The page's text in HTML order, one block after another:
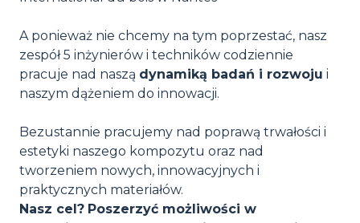
A ponieważ nie chcemy na tym poprzestać, nasz
zespół 5 inżynierów i techników codziennie
pracuje nad naszą dynamiką badań i rozwoju i
naszym dążeniem do innowacji.
Bezustannie pracujemy nad poprawą trwałości i
estetyki naszego kompozytu oraz nad
tworzeniem nowych, innowacyjnych i
praktycznych materiałów.
Nasz cel? Poszerzyć możliwości w